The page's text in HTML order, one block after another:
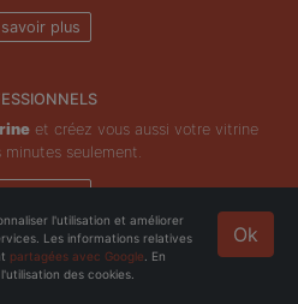
savoir plus
et créez vous aussi votre vitrine
seulement.
plus
- Tous droits réservés. Ok
l'utilisation et améliorer
Les informations relatives
partagées avec Google . En
des cookies.